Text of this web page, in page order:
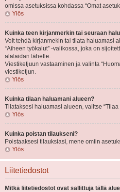
omissa asetuksissa kohdassa “Omat
Ylös
Kuinka teen kirjanmerkin tai seuraan
Voit tehdä kirjanmekin tai tilata haluamasi
“Aiheen työkalut” -valikossa, joka on
alalaidan lähelle.
Viestiketjuun vastaaminen ja valinta
viestiketjun.
Ylös
Kuinka tilaan haluamani alueen?
Tilataksesi haluamasi alueen, valitse
Ylös
Kuinka poistan tilaukseni?
Poistaaksesi tilauksiasi, mene omiin
Ylös
Liitetiedostot
Mitkä liitetiedostot ovat sallittuja tällä